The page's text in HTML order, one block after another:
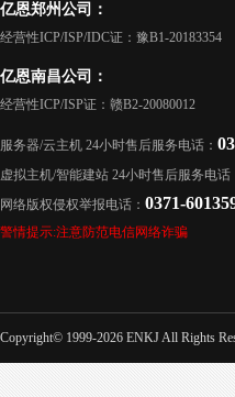
亿恩郑州公司：
经营性ICP/ISP/IDC证：豫B1-20183354
亿恩南昌公司：
经营性ICP/ISP证：赣B2-20080012
服务器/云主机 24小时售后服务电话：
虚拟主机/智能建站 24小时售后服务电话
网络版权侵权举报电话： 0371-
警情提示:注意防范电信网络诈骗
Copyright© 1999-2026 ENKJ All